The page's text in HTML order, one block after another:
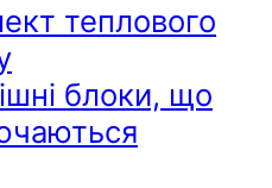
теплового
блоки, що